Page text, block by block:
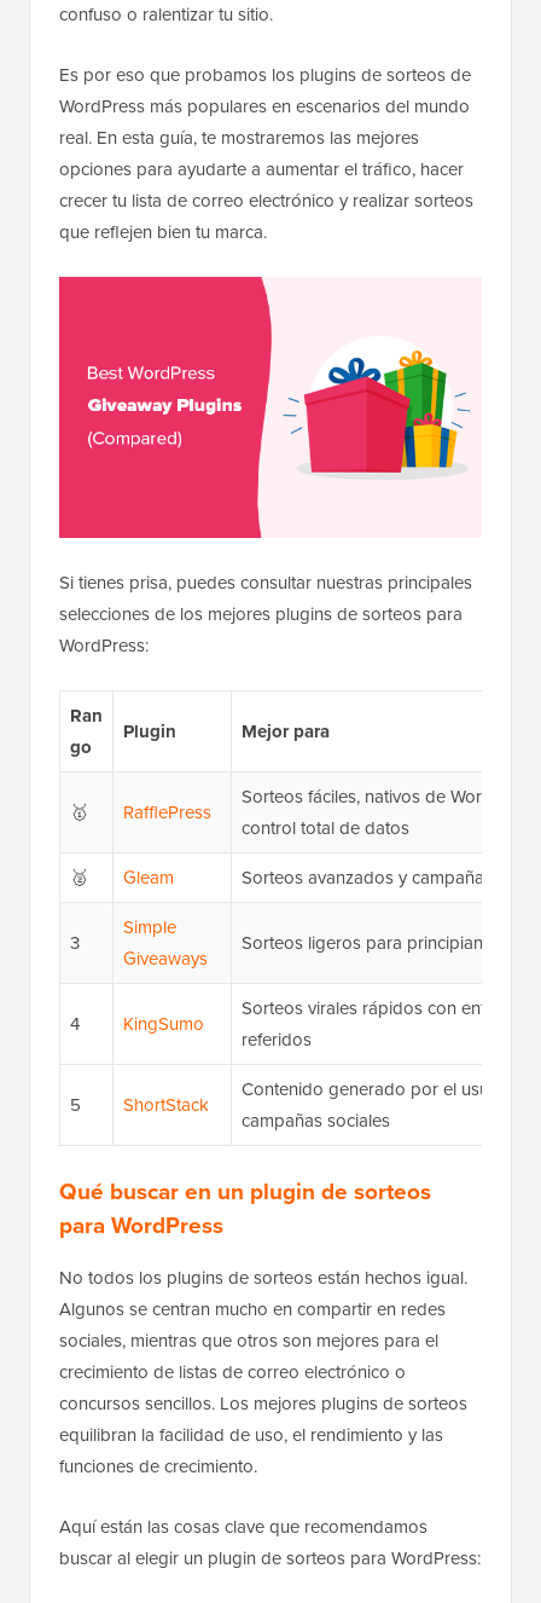
confuso o ralentizar tu sitio.
Es por eso que probamos los plugins de sorteos de
WordPress más populares en escenarios del mundo
real. En esta guía, te mostraremos las mejores
opciones para ayudarte a aumentar el tráfico, hacer
crecer tu lista de correo electrónico y realizar sorteos
que reflejen bien tu marca.
Si tienes prisa, puedes consultar nuestras principales
selecciones de los mejores plugins de sorteos para
WordPress:
Ran
go
Plugin Mejor para
🥇 RafflePress
Sorteos fáciles, nativos de
control total de datos
🥈
Gleam Sorteos avanzados y campañas de
3
Simple
Giveaways
Sorteos ligeros para principiantes
4 KingSumo
Sorteos virales rápidos con enfoque
referidos
5 ShortStack
Contenido generado por el usuario y
campañas sociales
Qué buscar en un plugin de sorteos
para WordPress
No todos los plugins de sorteos están hechos igual.
Algunos se centran mucho en compartir en redes
sociales, mientras que otros son mejores para el
crecimiento de listas de correo electrónico o
concursos sencillos. Los mejores plugins de sorteos
equilibran la facilidad de uso, el rendimiento y las
funciones de crecimiento.
Aquí están las cosas clave que recomendamos
buscar al elegir un plugin de sorteos para WordPress: